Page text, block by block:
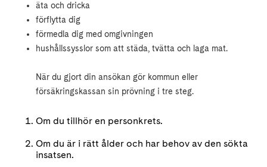
äta och dricka
förflytta dig
förmedla dig med omgivningen
hushållssysslor som att städa, tvätta och laga mat.
När du gjort din ansökan gör kommun eller
försäkringskassan sin prövning i tre steg.
Om du tillhör en personkrets.
Om du är i rätt ålder och har behov av den sökta
insatsen.